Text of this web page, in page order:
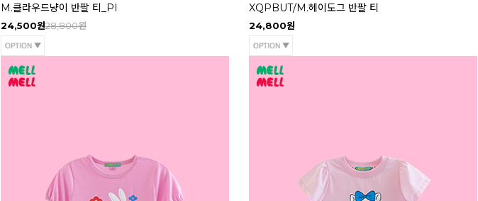
M.클라우드냥이 반팔 티_PI
24,500원28,800원
XQPBUT/M.헤이도그 반팔 티
24,800원